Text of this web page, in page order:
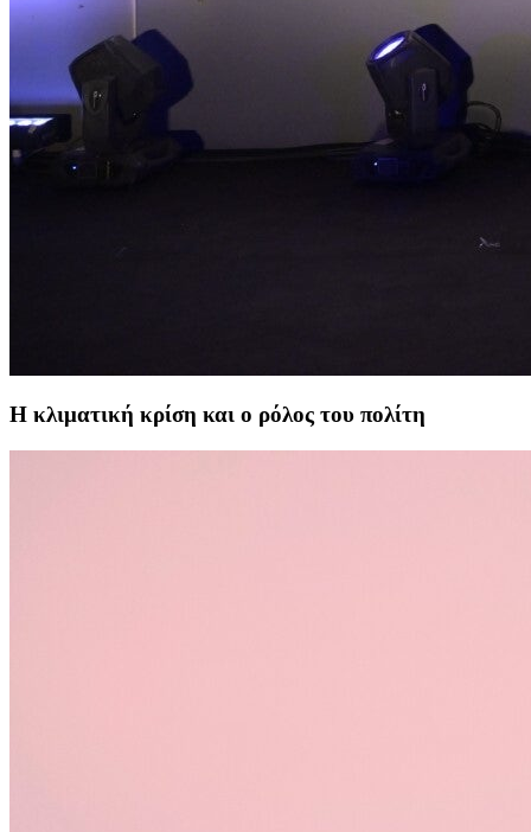
Η κλιματική κρίση και ο ρόλος του πολίτη